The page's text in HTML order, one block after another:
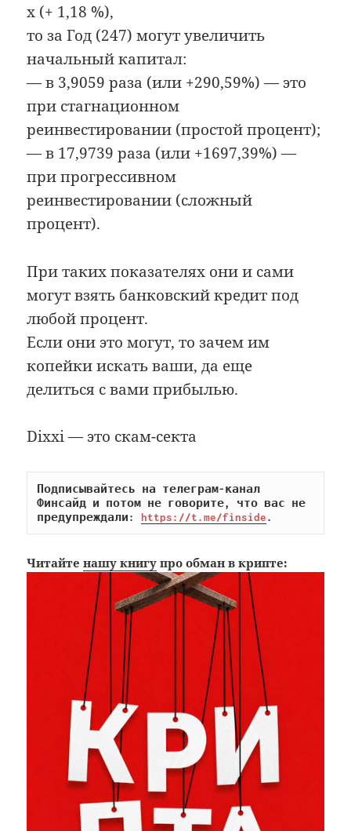
х (+ 1,18 %),
то за Год (247) могут увеличить
начальный капитал:
— в 3,9059 раза (или +290,59%) — это
при стагнационном
реинвестировании (простой процент);
— в 17,9739 раза (или +1697,39%) —
при прогрессивном
реинвестировании (сложный
процент).
При таких показателях они и сами
могут взять банковский кредит под
любой процент.
Если они это могут, то зачем им
копейки искать ваши, да еще
делиться с вами прибылью.
Dixxi — это скам-секта
Подписывайтесь на телеграм-канал
Финсайд и потом не говорите, что вас не
предупреждали: https://t.me/finside.
Читайтенашу книгу про обман в крипте: